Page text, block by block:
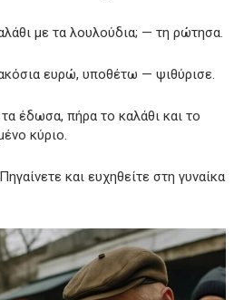
με τα λουλούδια; — τη ρώτησα.
ευρώ, υποθέτω — ψιθύρισε.
έδωσα, πήρα το καλάθι και το
κύριο.
και ευχηθείτε στη γυναίκα